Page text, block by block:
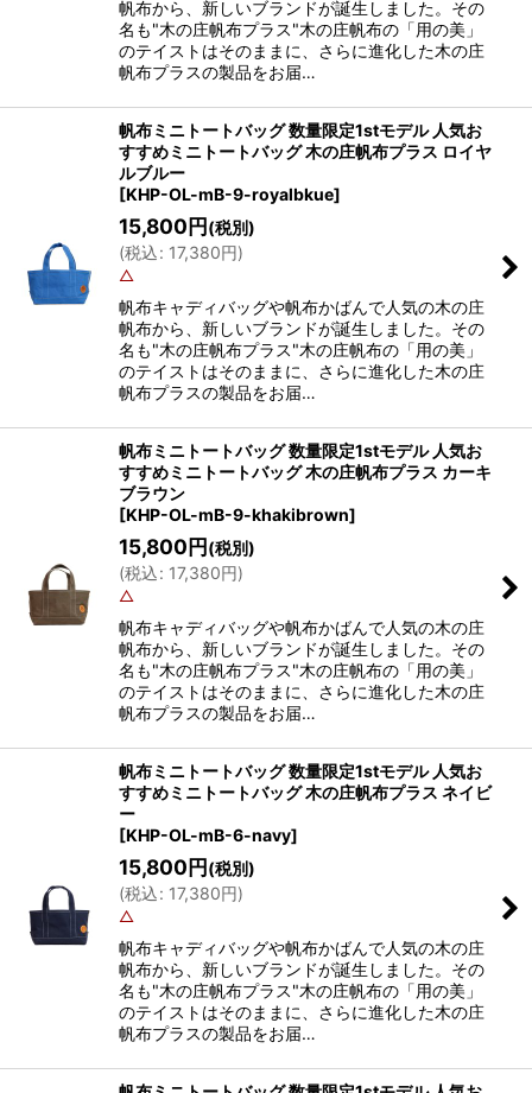
帆布から、新しいブランドが誕生しました。その
名も"木の庄帆布プラス"木の庄帆布の「用の美」
のテイストはそのままに、さらに進化した木の庄
帆布プラスの製品をお届…
帆布ミニトートバッグ 数量限定1stモデル 人気お
すすめミニトートバッグ 木の庄帆布プラス ロイヤ
ルブルー
[KHP-OL-mB-9-royalbkue]
15,800円(税別)
(税込: 17,380円)
△
帆布キャディバッグや帆布かばんで人気の木の庄
帆布から、新しいブランドが誕生しました。その
名も"木の庄帆布プラス"木の庄帆布の「用の美」
のテイストはそのままに、さらに進化した木の庄
帆布プラスの製品をお届…
帆布ミニトートバッグ 数量限定1stモデル 人気お
すすめミニトートバッグ 木の庄帆布プラス カーキ
ブラウン
[KHP-OL-mB-9-khakibrown]
15,800円(税別)
(税込: 17,380円)
△
帆布キャディバッグや帆布かばんで人気の木の庄
帆布から、新しいブランドが誕生しました。その
名も"木の庄帆布プラス"木の庄帆布の「用の美」
のテイストはそのままに、さらに進化した木の庄
帆布プラスの製品をお届…
帆布ミニトートバッグ 数量限定1stモデル 人気お
すすめミニトートバッグ 木の庄帆布プラス ネイビ
ー
[KHP-OL-mB-6-navy]
15,800円(税別)
(税込: 17,380円)
△
帆布キャディバッグや帆布かばんで人気の木の庄
帆布から、新しいブランドが誕生しました。その
名も"木の庄帆布プラス"木の庄帆布の「用の美」
のテイストはそのままに、さらに進化した木の庄
帆布プラスの製品をお届…